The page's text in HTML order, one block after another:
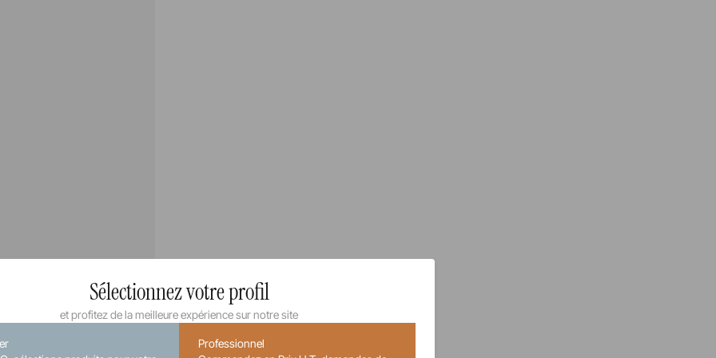
Sélectionnez votre profil
et profitez de la meilleure expérience sur notre site
Professionnel